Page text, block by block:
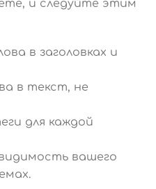
и следуйте этим
в заголовках и
в текст, не
для каждой
вашего